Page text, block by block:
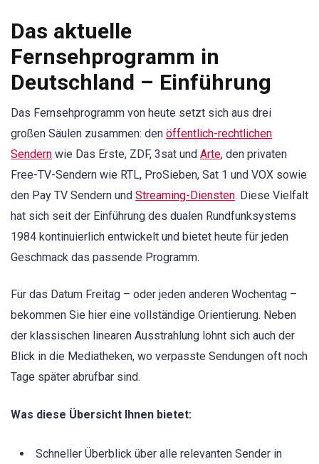
Das aktuelle
Fernsehprogramm in
Deutschland – Einführung
Das Fernsehprogramm von heute setzt sich aus drei
großen Säulen zusammen: den öffentlich-rechtlichen
Sendern wie Das Erste, ZDF, 3sat und Arte, den privaten
Free-TV-Sendern wie RTL, ProSieben, Sat 1 und VOX sowie
den Pay TV Sendern und Streaming-Diensten. Diese Vielfalt
hat sich seit der Einführung des dualen Rundfunksystems
1984 kontinuierlich entwickelt und bietet heute für jeden
Geschmack das passende Programm.
Für das Datum Freitag – oder jeden anderen Wochentag –
bekommen Sie hier eine vollständige Orientierung. Neben
der klassischen linearen Ausstrahlung lohnt sich auch der
Blick in die Mediatheken, wo verpasste Sendungen oft noch
Tage später abrufbar sind.
Was diese Übersicht Ihnen bietet:
Schneller Überblick über alle relevanten Sender in